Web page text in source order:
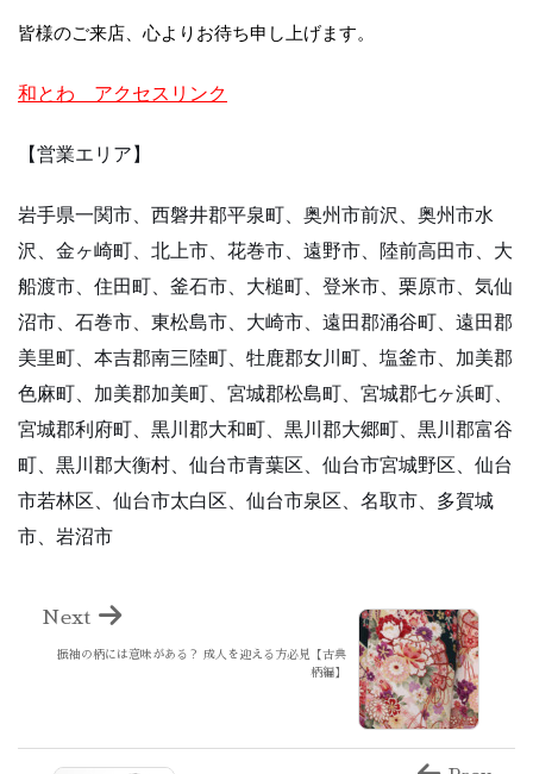
皆様のご来店、心よりお待ち申し上げます。
和とわ アクセスリンク
【営業エリア】
岩手県一関市、西磐井郡平泉町、奥州市前沢、奥州市水
沢、金ヶ崎町、北上市、花巻市、遠野市、陸前高田市、大
船渡市、住田町、釜石市、大槌町、登米市、栗原市、気仙
沼市、石巻市、東松島市、大崎市、遠田郡涌谷町、遠田郡
美里町、本吉郡南三陸町、牡鹿郡女川町、塩釜市、加美郡
色麻町、加美郡加美町、宮城郡松島町、宮城郡七ヶ浜町、
宮城郡利府町、黒川郡大和町、黒川郡大郷町、黒川郡富谷
町、黒川郡大衡村、仙台市青葉区、仙台市宮城野区、仙台
市若林区、仙台市太白区、仙台市泉区、名取市、多賀城
市、岩沼市
振袖の柄には意味がある？ 成人を迎える方必見【古典
柄編】
Next